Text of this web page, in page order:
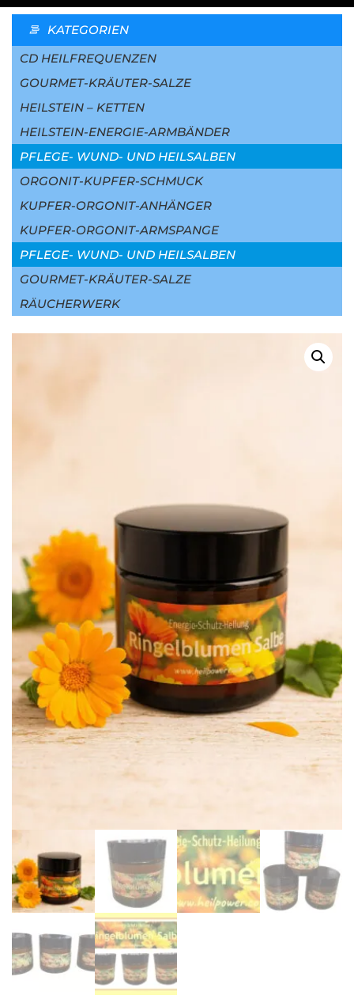
KATEGORIEN
CD HEILFREQUENZEN
GOURMET-KRÄUTER-SALZE
HEILSTEIN – KETTEN
HEILSTEIN-ENERGIE-ARMBÄNDER
PFLEGE- WUND- UND HEILSALBEN
ORGONIT-KUPFER-SCHMUCK
KUPFER-ORGONIT-ANHÄNGER
KUPFER-ORGONIT-ARMSPANGE
PFLEGE- WUND- UND HEILSALBEN
GOURMET-KRÄUTER-SALZE
RÄUCHERWERK